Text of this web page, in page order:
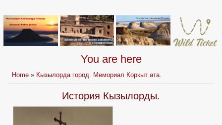
You are here
Home » Кызылорда город. Мемориал Коркыт ата.
История Кызылорды.